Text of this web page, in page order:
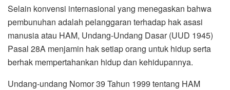
Selain konvensi internasional yang menegaskan bahwa
pembunuhan adalah pelanggaran terhadap hak asasi
manusia atau HAM, Undang-Undang Dasar (UUD 1945)
Pasal 28A menjamin hak setiap orang untuk hidup serta
berhak mempertahankan hidup dan kehidupannya.
Undang-undang Nomor 39 Tahun 1999 tentang HAM